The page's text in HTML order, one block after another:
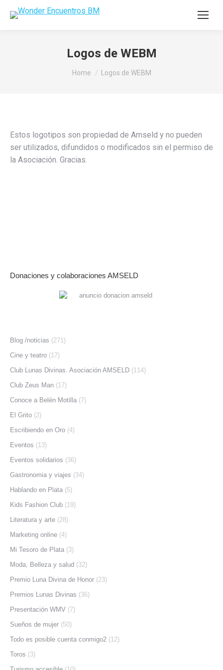
Logos de WEBM
You are here:
Home Logos de WEBM
Estos logotipos son propiedad de Amseld y no pueden
ser utilizados, difundidos o modificados sin el permiso de
la Asociación. Gracias.
Donaciones y colaboraciones AMSELD
Blog /noticias (271)
Cine y teatro (17)
Club Lunas Divinas. Asociación AMSELD (114)
Club Zeus Man (17)
Conoce a Belén Motilla (7)
El Grito (2)
Escribiendo en Oro (4)
Eventos (13)
Eventos solidarios (36)
Gastronomia y viajes (34)
Hablando en Plata (5)
Kids Fashion Club (19)
Literatura y arte (28)
Marketing online (4)
Mi Tesoro de Plata (3)
Moda, Belleza y salud (32)
Premio Luna Divina de Honor (23)
Premios Lunas Divinas (36)
Presentación WMV (7)
Sueños de mujer (50)
Todo es posible cuenta conmigo2 (12)
Toros (3)